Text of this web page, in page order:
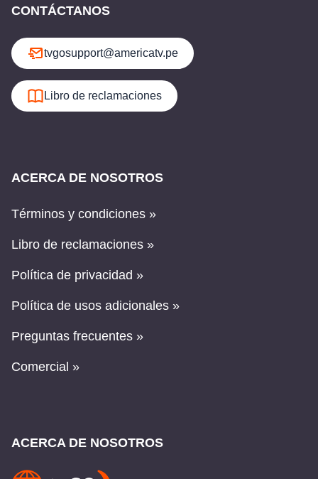
CONTÁCTANOS
tvgosupport@americatv.pe
Libro de reclamaciones
ACERCA DE NOSOTROS
Términos y condiciones »
Libro de reclamaciones »
Política de privacidad »
Política de usos adicionales »
Preguntas frecuentes »
Comercial »
ACERCA DE NOSOTROS